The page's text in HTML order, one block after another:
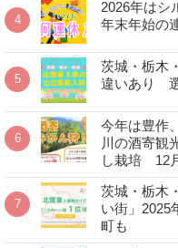
2026年はシ
年末年始の
茨城・栃木
違いあり
今年は豊作
川の酒寄観
し栽培 12
茨城・栃木
い街」
町も